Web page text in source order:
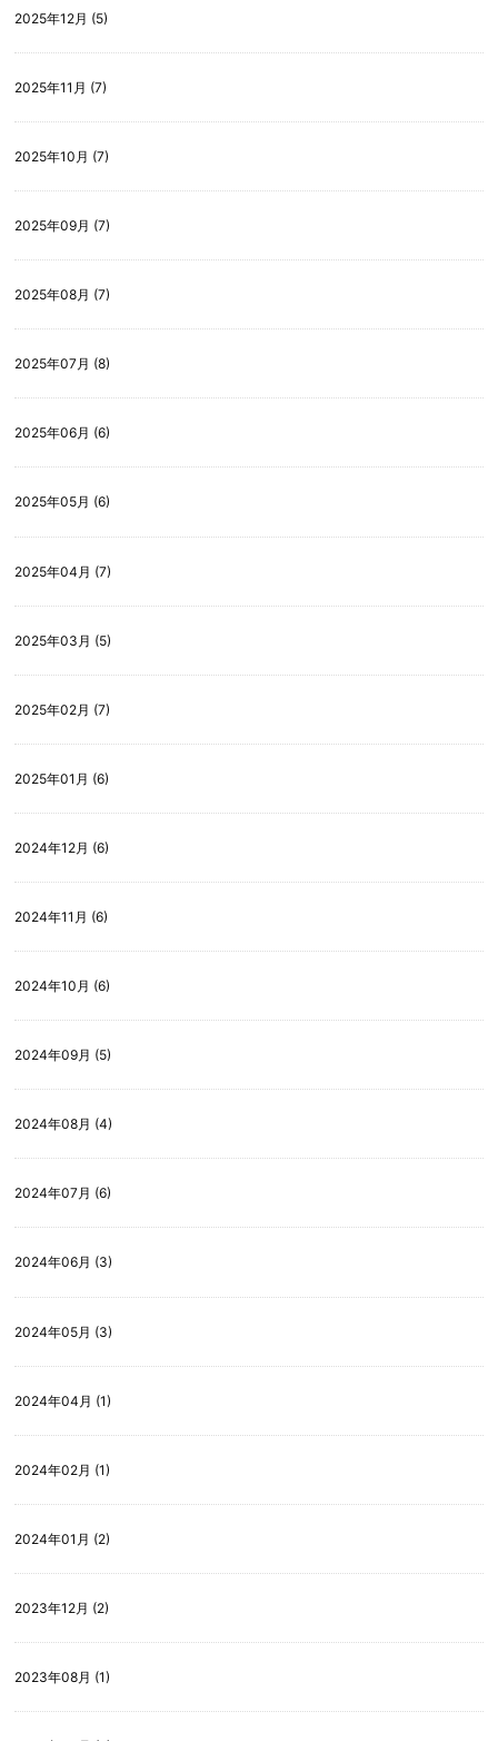
2025年12月 (5)
2025年11月 (7)
2025年10月 (7)
2025年09月 (7)
2025年08月 (7)
2025年07月 (8)
2025年06月 (6)
2025年05月 (6)
2025年04月 (7)
2025年03月 (5)
2025年02月 (7)
2025年01月 (6)
2024年12月 (6)
2024年11月 (6)
2024年10月 (6)
2024年09月 (5)
2024年08月 (4)
2024年07月 (6)
2024年06月 (3)
2024年05月 (3)
2024年04月 (1)
2024年02月 (1)
2024年01月 (2)
2023年12月 (2)
2023年08月 (1)